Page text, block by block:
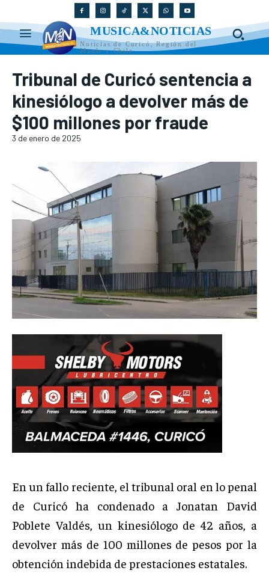
MUSICA&NOTICIAS
Noticias de Curicó, Región del
Maule y Chile
Tribunal de Curicó sentencia a
kinesiólogo a devolver más de
$100 millones por fraude
3 de enero de 2025
En un fallo reciente, el tribunal oral en lo penal
de Curicó ha condenado a Jonatan David
Poblete Valdés, un kinesiólogo de 42 años, a
devolver más de 100 millones de pesos por la
obtención indebida de prestaciones estatales.